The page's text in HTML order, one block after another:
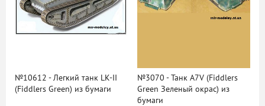
№10612 - Легкий танк LK-II
(Fiddlers Green) из бумаги
№3070 - Танк A7V (Fiddlers
Green Зеленый окрас) из
бумаги